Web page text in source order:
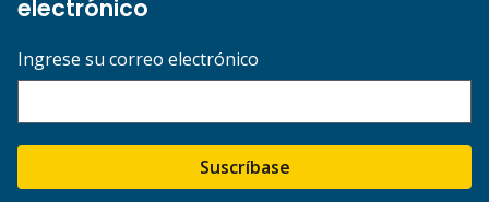
electrónico
Ingrese su correo electrónico
Suscríbase